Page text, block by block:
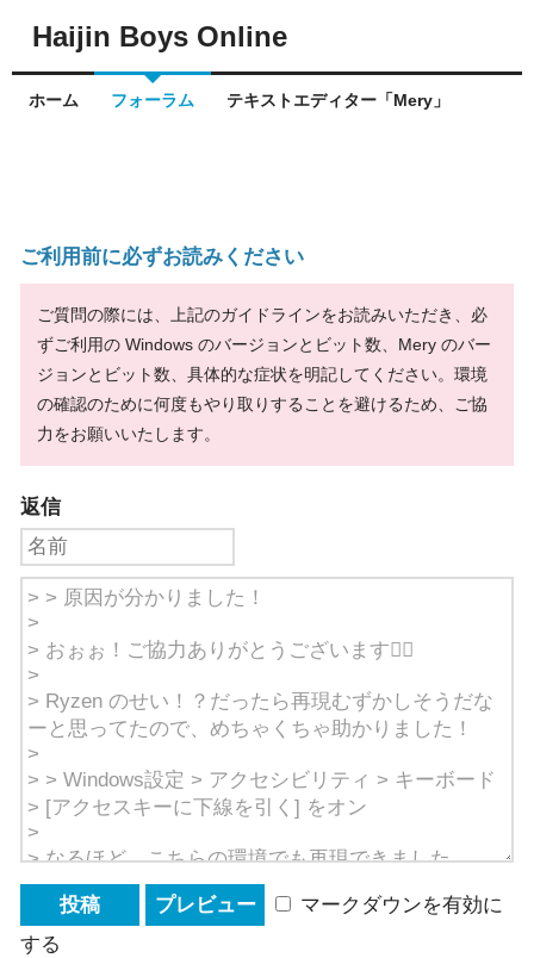
Haijin Boys Online
ホーム フォーラム テキストエディター「Mery」
ご利用前に必ずお読みください
ご質問の際には、上記のガイドラインをお読みいただき、必
ずご利用の Windows のバージョンとビット数、Mery のバー
ジョンとビット数、具体的な症状を明記してください。環境
の確認のために何度もやり取りすることを避けるため、ご協
力をお願いいたします。
返信
マークダウンを有効に
する